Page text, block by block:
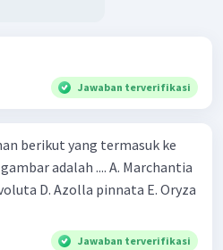
Jawaban terverifikasi
berikut yang termasuk ke
adalah .... A. Marchantia
D. Azolla pinnata E. Oryza
Jawaban terverifikasi